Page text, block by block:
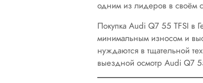
одним из лидеров в своём
Покупка Audi Q7 55 TFSI в
минимальным износом и
нуждаются в тщательной
выездной осмотр Audi Q7